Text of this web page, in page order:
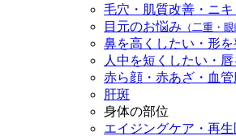
毛穴・肌質改善・ニキ
目元のお悩み （二重・
鼻を高くしたい・形
人中を短くしたい・
赤ら顔・赤あざ・血管
肝斑
身体の部位
エイジングケア・再生